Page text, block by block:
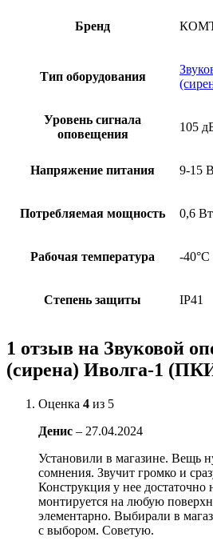
Бренд
Тип оборудования
Уровень сигнала
оповещения
105
Напряжение питания 9-15 В
Потребляемая мощность 0,6 Вт
Рабочая температура -40°С
Степень защиты IP41
1 отзыв на Звуковой
(сирена) Иволга-1
Оценка 4 из 5
Денис – 27.04.2024
Установили в магазине. Вещь
сомнения. Звучит громко и
Конструкция у нее достаточно
монтируется на любую
элементарно. Выбирали в
с выбором. Советую.